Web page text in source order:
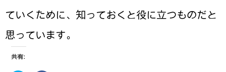
ていくために、知っておくと役に立つものだと
思っています。
共有: